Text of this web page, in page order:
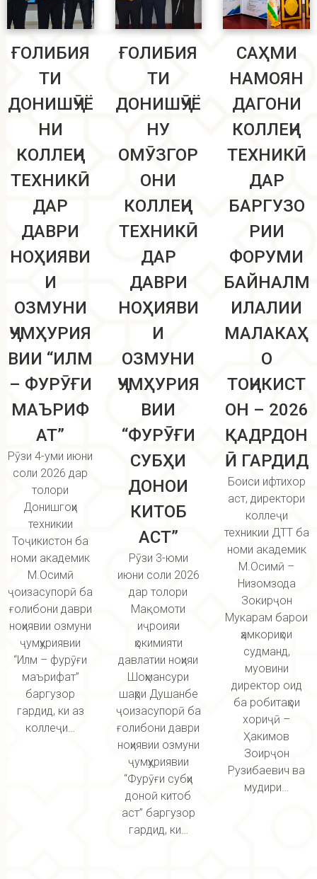
ҒОЛИБИЯ
ТИ
ДОНИШҶӮЁ
НИ
КОЛЛЕҶИ
ТЕХНИКӢ
ДАР
ДАВРИ
НОҲИЯВИ
И
ОЗМУНИ
ҶУМҲУРИЯ
ВИИ “ИЛМ
– ФУРӮҒИ
МАЪРИФ
АТ”
Рӯзи 4-уми июни
соли 2026 дар
толори
Донишгоҳи
техникии
Тоҷикистон ба
номи академик
М.Осимӣ
ҷоизасупорӣ ба
ғолибони даври
ноҳиявии озмуни
ҷумҳуриявии
“Илм – фурӯғи
маърифат”
баргузор
гардид, ки аз
коллеҷи…
ҒОЛИБИЯ
ТИ
ДОНИШҶӮЁ
НУ
ОМӮЗГОР
ОНИ
КОЛЛЕҶИ
ТЕХНИКӢ
ДАР
ДАВРИ
НОҲИЯВИ
И
ОЗМУНИ
ҶУМҲУРИЯ
ВИИ
“ФУРӮҒИ
СУБҲИ
ДОНОИ
КИТОБ
АСТ”
Рӯзи 3-юми
июни соли 2026
дар толори
Мақомоти
иҷроияи
ҳокимияти
давлатии ноҳияи
Шоҳмансури
шаҳри Душанбе
ҷоизасупорӣ ба
ғолибони даври
ноҳиявии озмуни
ҷумҳуриявии
“Фурӯғи субҳи
доноӣ китоб
аст” баргузор
гардид, ки…
САҲМИ
НАМОЯН
ДАГОНИ
КОЛЛЕҶИ
ТЕХНИКӢ
ДАР
БАРГУЗО
РИИ
ФОРУМИ
БАЙНАЛМ
ИЛАЛИИ
МАЛАКАҲ
О
ТОҶИКИСТ
ОН – 2026
ҚАДРДОН
Ӣ ГАРДИД
Боиси ифтихор
аст, директори
коллеҷи
техникии ДТТ ба
номи академик
М.Осимӣ –
Низомзода
Зокирҷон
Мукарам барои
ҳамкориҳои
судманд,
муовини
директор оид
ба робитаҳои
хориҷӣ –
Ҳакимов
Зоирҷон
Рузибаевич ва
мудири…